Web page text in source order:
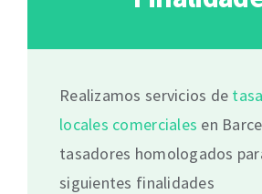
Realizamos servicios de
locales comerciales en
tasadores homologados
siguientes finalidades